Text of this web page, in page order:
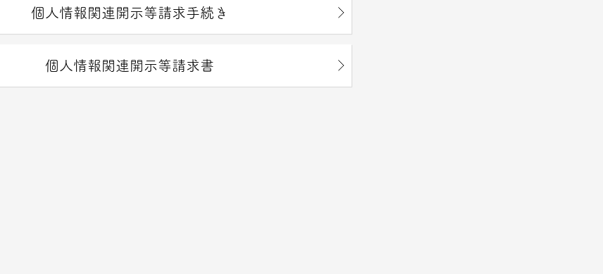
個人情報関連開示等請求手続き
個人情報関連開示等請求書